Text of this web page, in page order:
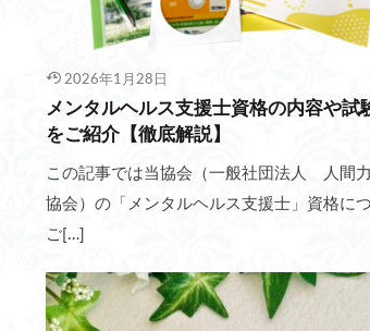
2026年1月28日
メンタルヘルス支援士資格の内容や試
をご紹介【徹底解説】
この記事では当協会（一般社団法人 人間
協会）の「メンタルヘルス支援士」資格に
ご[…]